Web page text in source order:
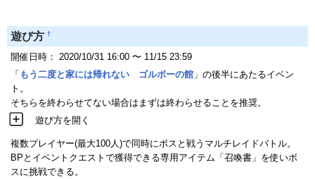
遊び方 †
開催日時： 2020/10/31 16:00 〜 11/15 23:59
「 もう二度と家には帰れない ゴルボーの館 」の後半にあたるイベン
ト。
そちらを終わらせてない場合はまずは終わらせることを推奨。
遊び方を開く
複数プレイヤー(最大100人)で同時にボスと戦うマルチレイドバトル。
BPとイベントクエストで獲得できる専用アイテム「召喚書」を使いボ
スに挑戦できる。